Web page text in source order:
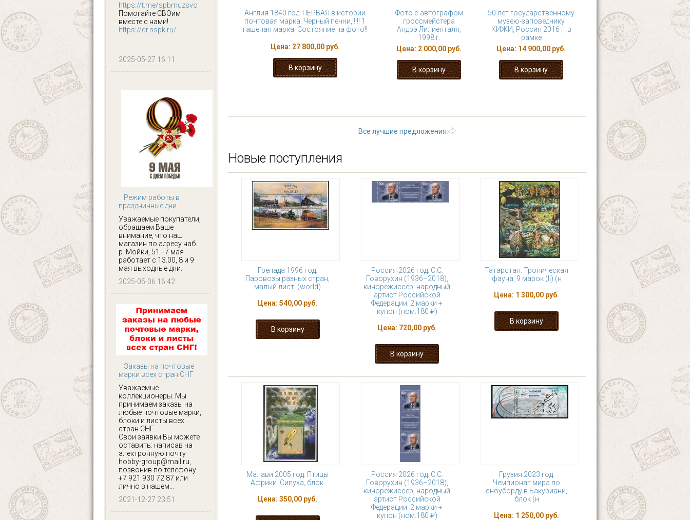
https://t.me/spbmuzsvo
Помогайте СВОим
вместе с нами!
https://qr.nspk.ru/...
2025-05-27 16:11
Режим работы в
праздничные дни
Уважаемые покупатели,
обращаем Ваше
внимание, что наш
магазин по адресу наб.
р. Мойки, 51 - 7 мая
работает с 13.00, 8 и 9
мая выходные дни.
2025-05-06 16:42
Заказы на почтовые
марки всех стран СНГ
Уважаемые
коллекционеры. Мы
принимаем заказы на
любые почтовые марки,
блоки и листы всех
стран СНГ.
Свои заявки Вы можете
оставить: написав на
электронную почту
hobby-group@mail.ru,
позвонив по телефону
+7 921 930 72 87 или
лично в нашем...
2021-12-27 23:51
Англия 1840 год. ПЕРВАЯ в истории
почтовая марка. Черный пенни,!!!!! 1
гашеная марка. Состояние на фото!!
Цена: 27 800,00 руб.
Фото с автографом
гроссмейстера
Андрэ Лилиенталя,
1998 г.
Цена: 2 000,00 руб.
50 лет государственному
музею-заповеднику
КИЖИ, Россия 2016 г. в
рамке
Цена: 14 900,00 руб.
Все лучшие предложения
Новые поступления
Гренада 1996 год.
Паровозы разных стран,
малый лист. (world)
Цена: 540,00 руб.
Россия 2026 год. С.С.
Говорухин (1936–2018),
кинорежиссёр, народный
артист Российской
Федерации. 2 марки +
купон (ном.180 ₽)
Цена: 720,00 руб.
Татарстан. Тропическая
фауна, 9 марок (II) (н
Цена: 1 300,00 руб.
Малави 2005 год. Птицы
Африки. Сипуха, блок.
Цена: 350,00 руб.
Россия 2026 год. С.С.
Говорухин (1936–2018),
кинорежиссёр, народный
артист Российской
Федерации. 2 марки +
купон (ном.180 ₽)
Грузия 2023 год.
Чемпионат мира по
сноуборду в Бакуриани,
блок (н
Цена: 1 250,00 руб.